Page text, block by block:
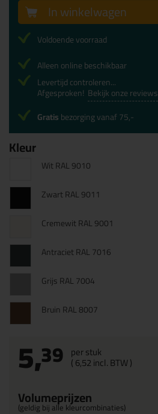
Kleur
Wit RAL 9010
Zwart RAL 9011
Cremewit RAL 9001
Antraciet RAL 7016
Grijs RAL 7004
Bruin RAL 8007
5,39 per stuk
(6,52incl. BTW )
Volumeprijzen
(geldig bij alle kleurcombinaties)
In winkelwagen
Voldoende voorraad
Alleen online beschikbaar
Levertijd controleren...
Afgesproken! Bekijk onze reviews
Gratisbezorging vanaf 75,-